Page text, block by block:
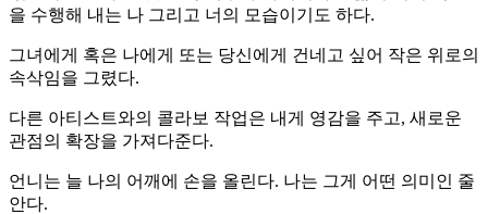
을 수행해 내는 나 그리고 너의 모습이기도 하다.
그녀에게 혹은 나에게 또는 당신에게 건네고 싶어 작은 위로의
속삭임을 그렸다.
다른 아티스트와의 콜라보 작업은 내게 영감을 주고, 새로운
관점의 확장을 가져다준다.
언니는 늘 나의 어깨에 손을 올린다. 나는 그게 어떤 의미인 줄
안다.